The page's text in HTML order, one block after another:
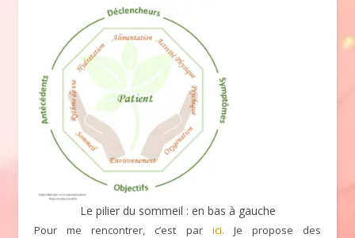
Le pilier du sommeil : en bas à gauche
Pour me rencontrer, c’est par ici. Je propose des